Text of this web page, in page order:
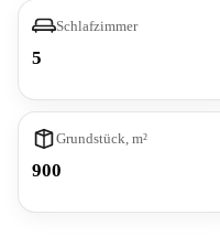
Schlafzimmer
5
Grundstück, m²
900